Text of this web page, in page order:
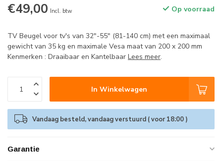
€49,00 Incl. btw Op voorraad
TV Beugel voor tv's van 32"-55" (81-140 cm) met een maximaal
gewicht van 35 kg en maximale Vesa maat van 200 x 200 mm
Kenmerken : Draaibaar en Kantelbaar Lees meer.
In Winkelwagen
Vandaag besteld, vandaag verstuurd ( voor 18:00 )
Garantie